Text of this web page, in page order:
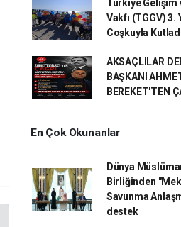
Türkiye Gelişim
Vakfı (TGGV) 3.
Coşkuyla
AKSAÇLILAR
BAŞKANI
BEREKET'TEN
En Çok Okunanlar
Dünya
Birliğinden
Savunma
destek